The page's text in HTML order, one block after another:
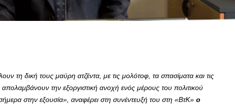
τη δική τους μαύρη ατζέντα, με τις μολότοφ, τα σπασίματα και τις
την εξοργιστική ανοχή ενός μέρους του πολιτικού
στην εξουσία», αναφέρει στη συνέντευξή του στη «ΒτΚ» ο